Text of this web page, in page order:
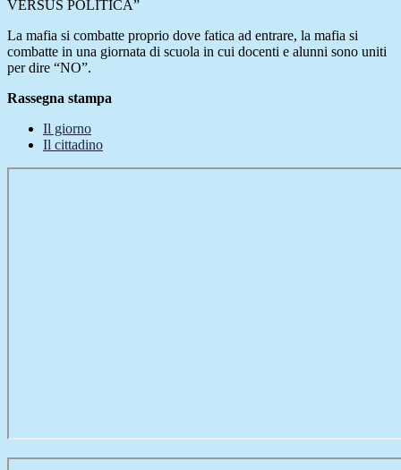
VERSUS POLITICA”
La mafia si combatte proprio dove fatica ad entrare, la mafia si
combatte in una giornata di scuola in cui docenti e alunni sono uniti
per dire “NO”.
Rassegna stampa
Il giorno
Il cittadino